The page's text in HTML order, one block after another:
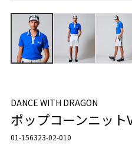
DANCE WITH DRAGON
ポップコーンニット
01-156323-02-010